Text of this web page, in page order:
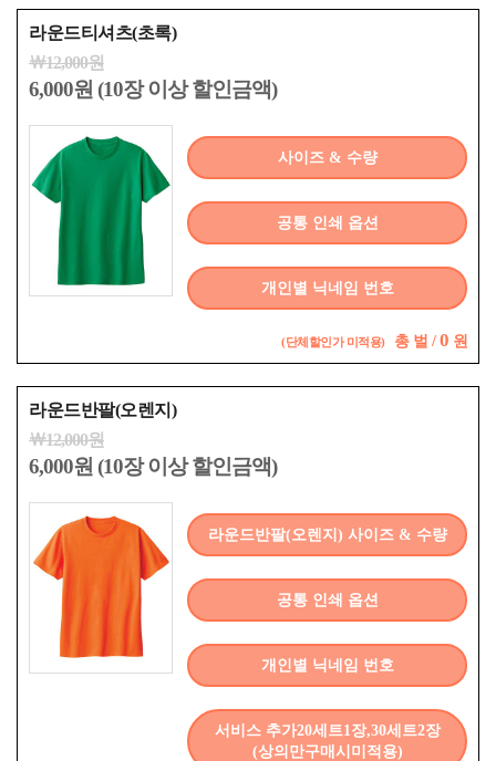
라운드티셔츠(초록)
￦12,000원
6,000원 (10장 이상 할인금액)
사이즈 & 수량
공통 인쇄 옵션
개인별 닉네임 번호
(단체할인가 미적용) 총 벌 / 0 원
라운드반팔(오렌지)
￦12,000원
6,000원 (10장 이상 할인금액)
라운드반팔(오렌지) 사이즈 & 수량
공통 인쇄 옵션
개인별 닉네임 번호
서비스 추가20세트1장,30세트2장
(상의만구매시미적용)